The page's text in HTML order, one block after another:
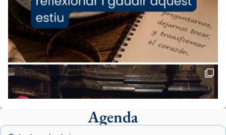
«Avui les santes Juliana i Semproniana ens
ajuden a alçar la mirada»
Mons. Sergi Gordo, bisbe de Tortosa, ha
presidit aquest 27 de juliol la missa de Les
Santes de Mataró.
🔗tinyurl.com/cvu5jmbk
📸 J. Merino
Agenda